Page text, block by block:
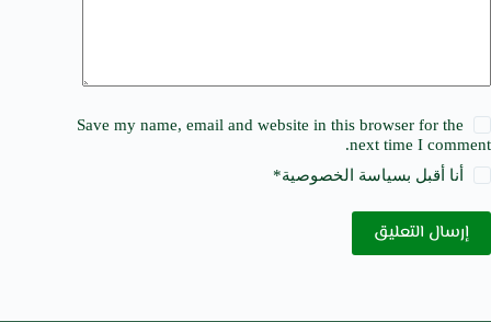
Save my name, email and website in this browser for the
next time I comment.
أنا أقبل بسياسة الخصوصية*
إرسال التعليق